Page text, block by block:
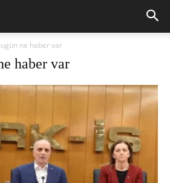
ne haber var
haber var